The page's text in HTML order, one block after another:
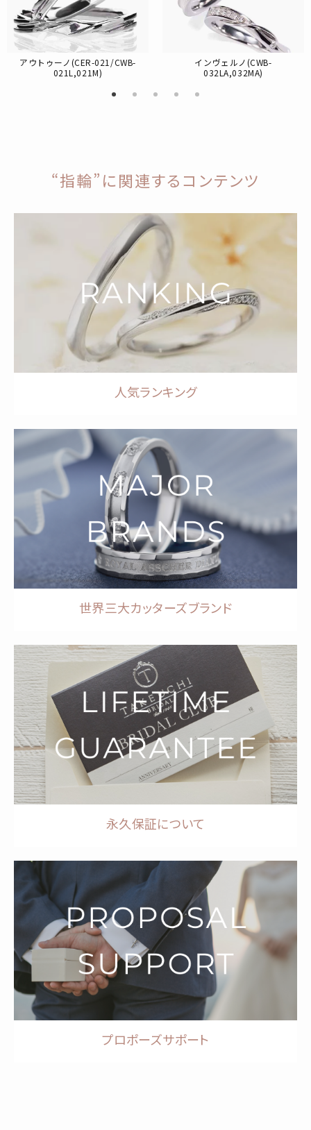
アウトゥーノ(CER-021/CWB-
021L,021M)
インヴェルノ(CWB-
032LA,032MA)
“指輪”に関連するコンテンツ
人気ランキング
世界三大カッターズブランド
永久保証について
プロポーズサポート